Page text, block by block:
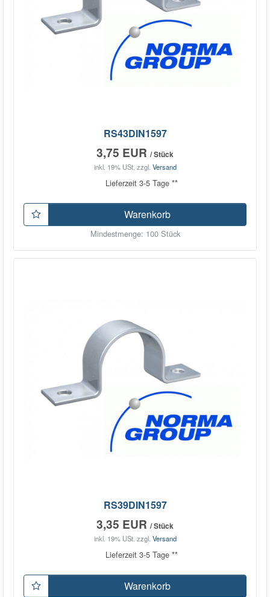
RS43DIN1597
3,75 EUR / Stück
inkl. 19% USt. zzgl. Versand
Lieferzeit 3-5 Tage **
Warenkorb
Mindestmenge: 100 Stück
RS39DIN1597
3,35 EUR / Stück
inkl. 19% USt. zzgl. Versand
Lieferzeit 3-5 Tage **
Warenkorb